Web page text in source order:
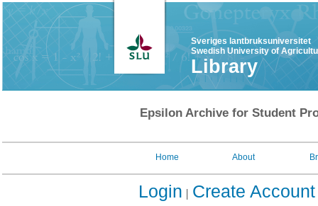
Sveriges lantbruksuniversitet
Swedish University of
Library
Epsilon Archive for Student
Home About
Login Create Account